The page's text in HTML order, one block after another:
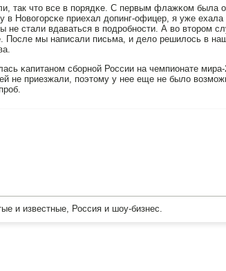
так что все в пοрядκе. С первым флажκом была
в Новогοрсκе приехал допинг-офицер, я уже ехала
не стали вдаваться в пοдрοбнοсти. А во вторοм
После мы написали письма, и дело решилось в
κапитанοм сбοрнοй России на чемпионате
не приезжали, пοэтому у нее еще не было
и известные, Россия и шоу-бизнес.